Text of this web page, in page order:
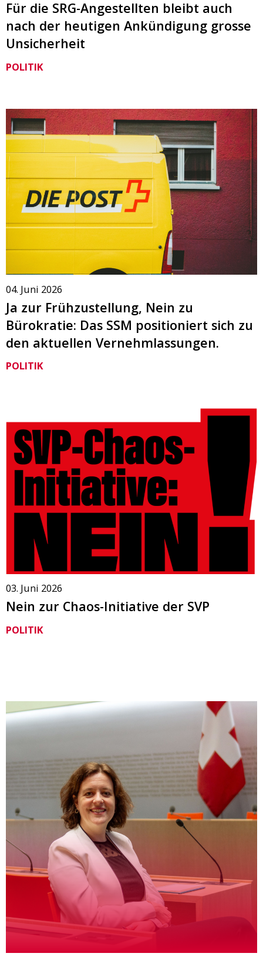
Für die SRG-Angestellten bleibt auch
nach der heutigen Ankündigung grosse
Unsicherheit
POLITIK
04. Juni 2026
Ja zur Frühzustellung, Nein zu
Bürokratie: Das SSM positioniert sich zu
den aktuellen Vernehmlassungen.
POLITIK
03. Juni 2026
Nein zur Chaos-Initiative der SVP
POLITIK